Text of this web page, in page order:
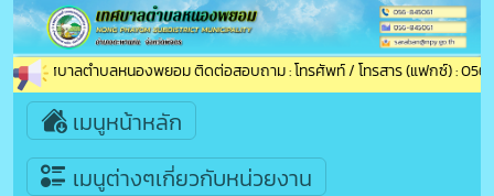
าสู่เทศบาลตำบลหนองพยอม ติดต่อสอบถาม : โทรศัพท์ / โทรสาร (แฟกซ์) : 056-
เมนูหน้าหลัก
เมนูต่างๆเกี่ยวกับหน่วยงาน